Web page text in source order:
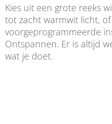
Kies uit een grote reeks
tot zacht warmwit licht,
voorgeprogrammeerde
Ontspannen. Er is altijd
wat je doet.